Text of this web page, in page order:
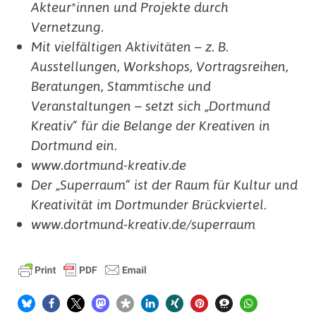
Akteur*innen und Projekte durch
Vernetzung.
Mit vielfältigen Aktivitäten – z. B.
Ausstellungen, Workshops, Vortragsreihen,
Beratungen, Stammtische und
Veranstaltungen – setzt sich „Dortmund
Kreativ“ für die Belange der Kreativen in
Dortmund ein.
www.dortmund-kreativ.de
Der „Superraum“ ist der Raum für Kultur und
Kreativität im Dortmunder Brückviertel.
www.dortmund-kreativ.de/superraum